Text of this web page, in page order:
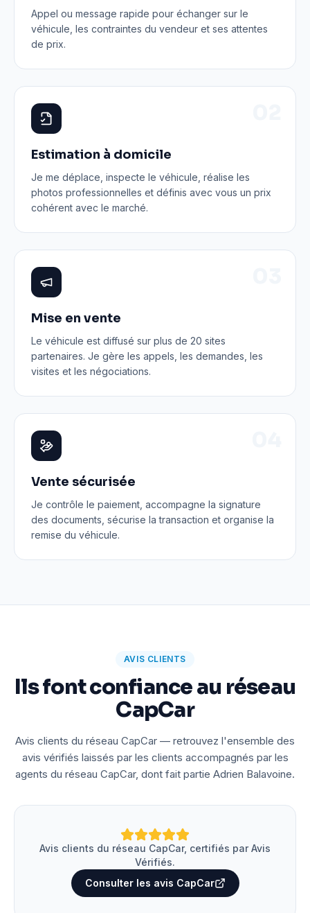
Appel ou message rapide pour échanger sur le
véhicule, les contraintes du vendeur et ses attentes
de prix.
Estimation à domicile
Je me déplace, inspecte le véhicule, réalise les
photos professionnelles et définis avec vous un prix
cohérent avec le marché.
Mise en vente
Le véhicule est diffusé sur plus de 20 sites
partenaires. Je gère les appels, les demandes, les
visites et les négociations.
Vente sécurisée
Je contrôle le paiement, accompagne la signature
des documents, sécurise la transaction et organise la
remise du véhicule.
AVIS CLIENTS
Ils font confiance au réseau
CapCar
Avis clients du réseau CapCar — retrouvez l'ensemble des
avis vérifiés laissés par les clients accompagnés par les
agents du réseau CapCar, dont fait partie Adrien Balavoine.
Avis clients du réseau CapCar, certifiés par Avis
Vérifiés.
Consulter les avis CapCar